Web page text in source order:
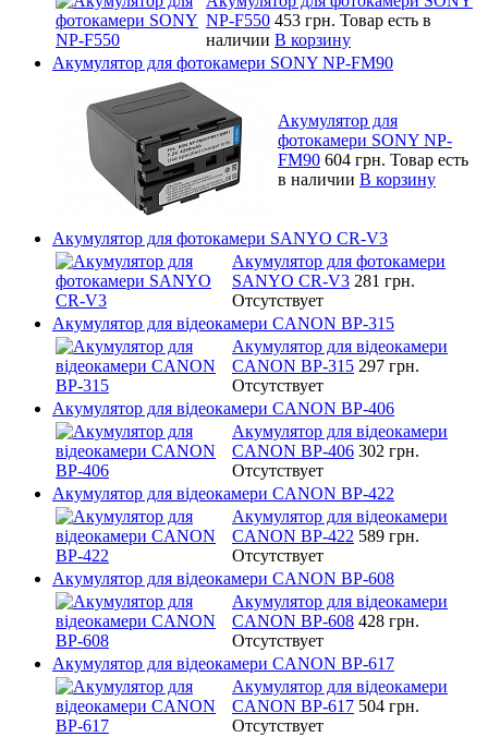
NP-F550 453 грн. Товар есть в
наличии В корзину
Акумулятор для фотокамери SONY NP-FM90
Акумулятор для
фотокамери SONY NP-
FM90 604 грн. Товар есть
в наличии В корзину
Акумулятор для фотокамери SANYO CR-V3
Акумулятор для фотокамери
SANYO CR-V3 281 грн.
Отсутствует
Акумулятор для відеокамери CANON BP-315
Акумулятор для відеокамери
CANON BP-315 297 грн.
Отсутствует
Акумулятор для відеокамери CANON BP-406
Акумулятор для відеокамери
CANON BP-406 302 грн.
Отсутствует
Акумулятор для відеокамери CANON BP-422
Акумулятор для відеокамери
CANON BP-422 589 грн.
Отсутствует
Акумулятор для відеокамери CANON BP-608
Акумулятор для відеокамери
CANON BP-608 428 грн.
Отсутствует
Акумулятор для відеокамери CANON BP-617
Акумулятор для відеокамери
CANON BP-617 504 грн.
Отсутствует